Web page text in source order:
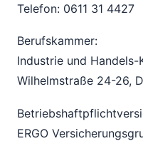
Telefon: 0611 31 4427
Berufskammer:
Industrie und Handels-
Wilhelmstraße 24-26,
ERGO